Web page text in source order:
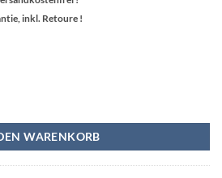
inkl. Retoure !
WARENKORB